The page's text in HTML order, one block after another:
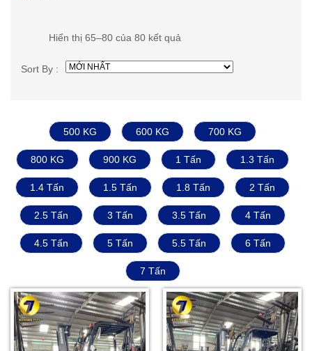
Hiển thị 65–80 của 80 kết quả
Sort By :
500 KG 600 KG 700 KG
800 KG 900 KG 1 Tấn 1.3 Tấn
1.4 Tấn 1.5 Tấn 1.8 Tấn 2 Tấn
2.5 Tấn 3 Tấn 3.5 Tấn 4 Tấn
4.5 Tấn 5 Tấn 5.5 Tấn 6 Tấn
7 Tấn